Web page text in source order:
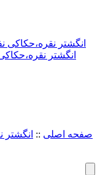
انگشتر
صفحه اصلی ::